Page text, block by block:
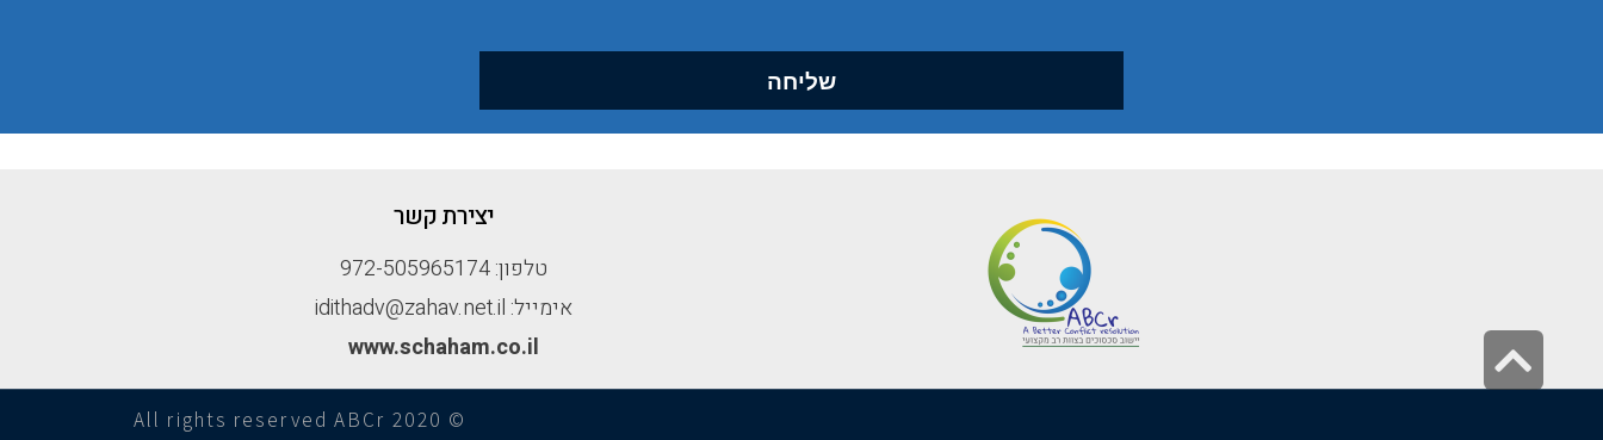
שליחה
יצירת קשר
טלפון: 972-505965174
אימייל: idithadv@zahav.net.il
www.schaham.co.il
© All rights reserved ABCr 2020
גלילה
לראש